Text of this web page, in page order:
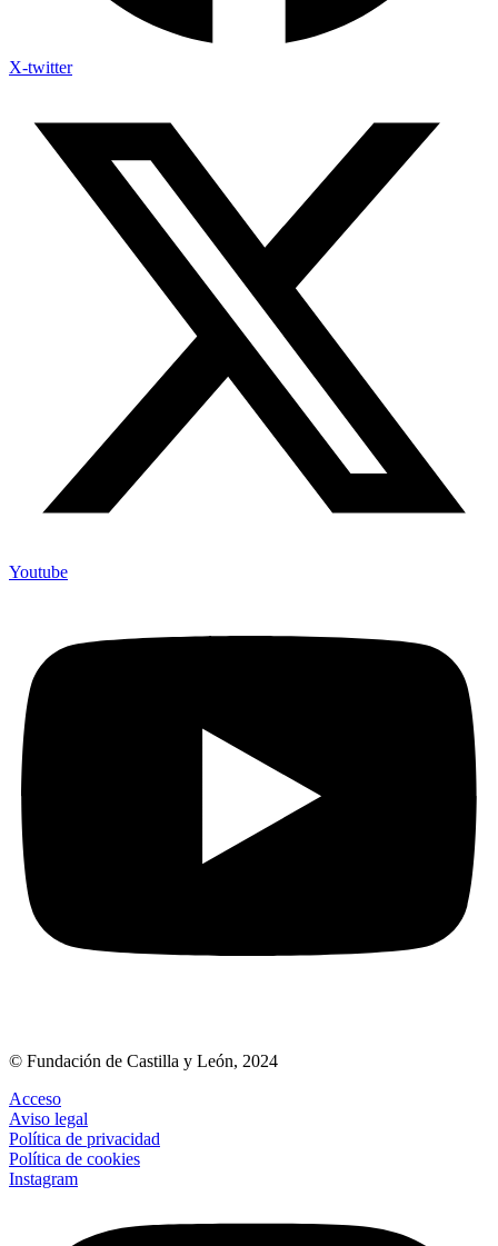
X-twitter
Youtube
© Fundación de Castilla y León, 2024
Acceso
Aviso legal
Política de privacidad
Política de cookies
Instagram